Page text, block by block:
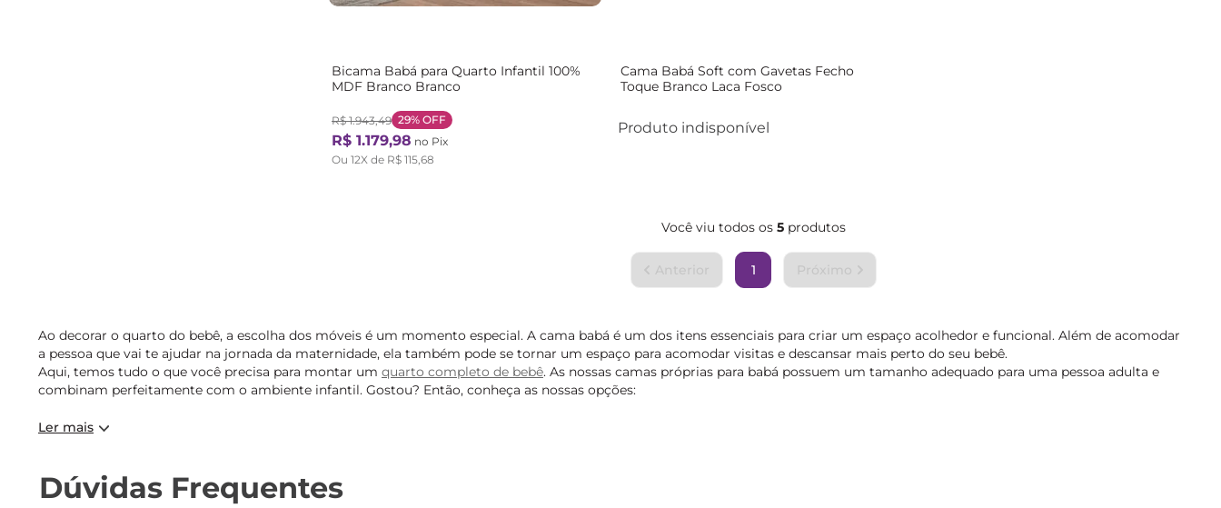
Bicama Babá para Quarto Infantil 100%
MDF Branco Branco
R$ 1.943,49 29% OFF
R$ 1.179,98 no Pix
Ou 12X de R$ 115,68
Cama Babá Soft com Gavetas Fecho
Toque Branco Laca Fosco
Produto indisponível
Você viu todos os 5 produtos
1
Ao decorar o quarto do bebê, a escolha dos móveis é um momento especial. A cama babá é um dos itens essenciais para criar um espaço acolhedor e funcional. Além de acomodar
a pessoa que vai te ajudar na jornada da maternidade, ela também pode se tornar um espaço para acomodar visitas e descansar mais perto do seu bebê.
Aqui, temos tudo o que você precisa para montar um quarto completo de bebê. As nossas camas próprias para babá possuem um tamanho adequado para uma pessoa adulta e
combinam perfeitamente com o ambiente infantil. Gostou? Então, conheça as nossas opções:
Ler mais
Dúvidas Frequentes